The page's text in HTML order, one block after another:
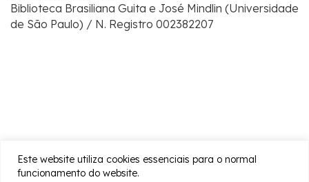
Este website utiliza cookies essenciais para o normal
funcionamento do website.
Biblioteca Brasiliana Guita e José Mindlin (Universidade
de São Paulo) / N. Registro 002382207